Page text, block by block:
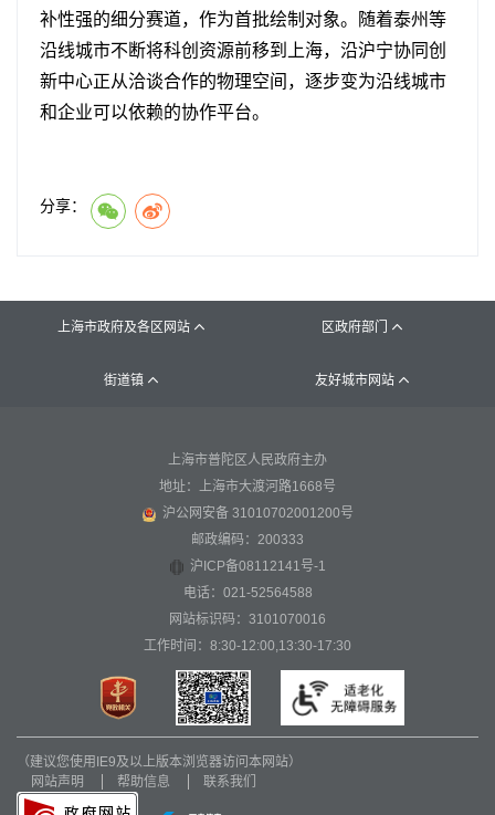
补性强的细分赛道，作为首批绘制对象。随着泰州等
沿线城市不断将科创资源前移到上海，沿沪宁协同创
新中心正从洽谈合作的物理空间，逐步变为沿线城市
和企业可以依赖的协作平台。
分享：
上海市政府及各区网站  区政府部门 
街道镇  友好城市网站 
上海市普陀区人民政府主办
地址：上海市大渡河路1668号
沪公网安备 31010702001200号
邮政编码：200333
沪ICP备08112141号-1
电话：021-52564588
网站标识码：3101070016
工作时间：8:30-12:00,13:30-17:30
（建议您使用IE9及以上版本浏览器访问本网站）
网站声明
帮助信息 联系我们